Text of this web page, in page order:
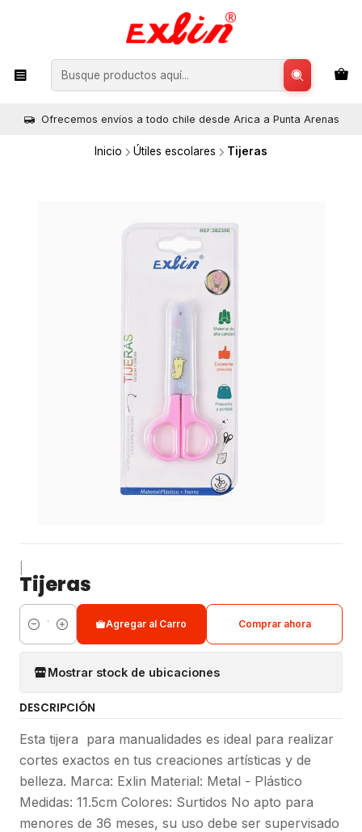
Ofrecemos envíos a todo chile desde Arica a Punta Arenas
Inicio Útiles escolares Tijeras
Tijeras
Cantidad
Agregar al Carro Comprar ahora
Mostrar stock de ubicaciones
DESCRIPCIÓN
Esta tijera para manualidades es ideal para realizar
cortes exactos en tus creaciones artísticas y de
belleza. Marca: Exlin Material: Metal - Plástico
Medidas: 11.5cm Colores: Surtidos No apto para
menores de 36 meses, su uso debe ser supervisado